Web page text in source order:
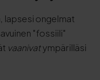
lapsesi ongelmat
"fossiili"
vaanivatympärilläsi